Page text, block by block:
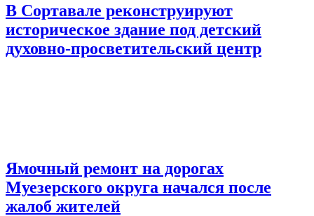
В Сортавале реконструируют
историческое здание под детский
духовно-просветительский центр
Ямочный ремонт на дорогах
Муезерского округа начался после
жалоб жителей